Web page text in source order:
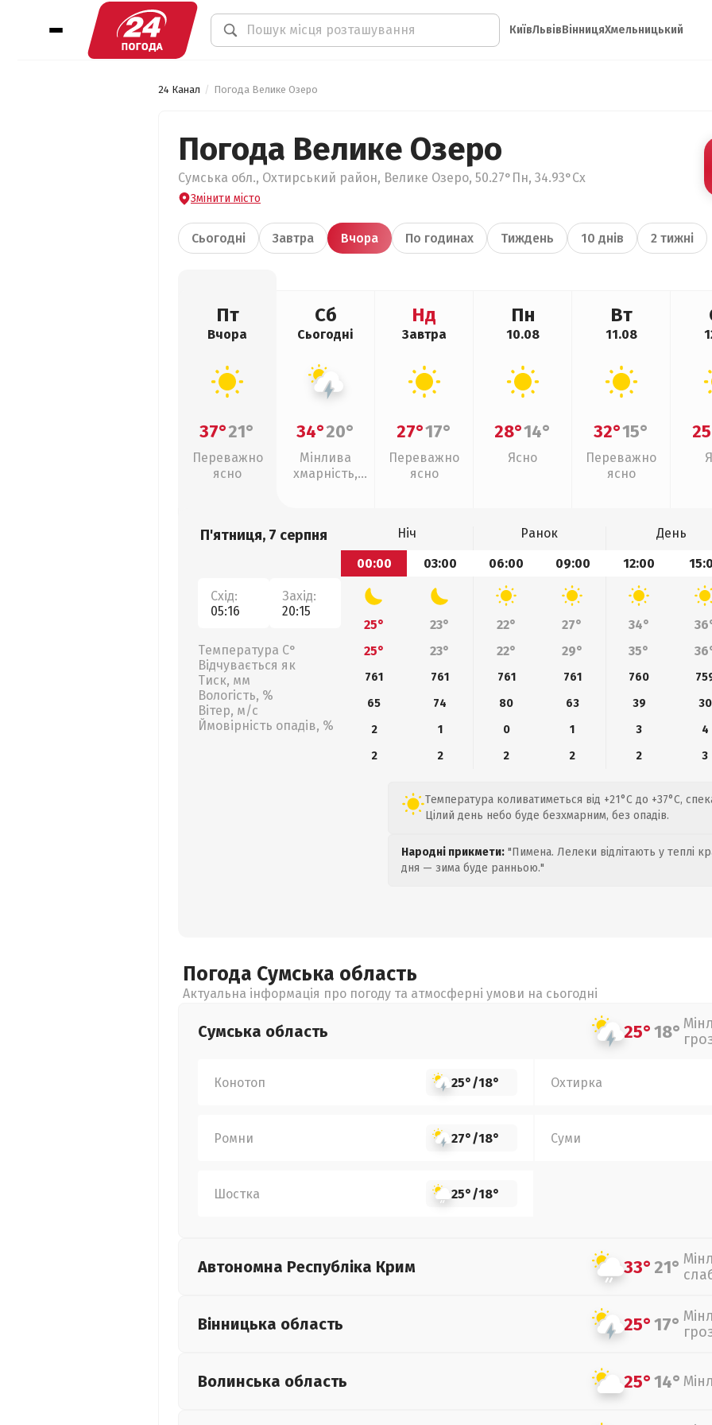
КиївЛьвівВінницяХмельницький
24 Канал Погода Велике Озеро
Погода Велике Озеро
Сумська обл., Охтирський район, Велике Озеро, 50.27°Пн, 34.93°Сх
Змінити місто
Сьогодні Завтра Вчора По годинах Тиждень 10 днів 2 тижні
Пт
Вчора
37°21°
Переважно
ясно
Сб
Сьогодні
34°20°
Мінлива
хмарність,
Нд
Завтра
27°17°
Переважно
ясно
Пн
10.08
28°14°
Ясно
Вт
11.08
32°15°
Переважно
ясно
П'ятниця, 7 серпня
Схід:
05:16
Захід:
20:15
Температура С°
Відчувається як
Тиск, мм
Вологість, %
Вітер, м/с
Ймовірність опадів, %
Ніч Ранок
День
00:00
03:00 06:00 09:00 12:00
25° 23° 22° 27° 34°
25°
23° 22° 29° 35°
761 761 761 761 760
65
74 80 63 39
30
2
1 0 1 3
4
2
2 2 2 2 3
Температура коливатиметься від +21°C до +37°C,
Цілий день небо буде безхмарним, без опадів.
Народні прикмети: "Пимена. Лелеки відлітають у теплі
дня — зима буде ранньою."
Погода Сумська область
Актуальна інформація про погоду та атмосферні умови на сьогодні
Сумська область 25°18°
Конотоп 25°/18° Охтирка
Ромни 27°/18° Суми
Шостка 25°/18°
Автономна Республіка Крим 33°21°
Вінницька область 25°17°
Волинська область 25°14°